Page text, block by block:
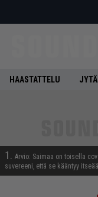
HAASTATTELU
1. Arvio: Saimaa on toisella
suvereeni, että se kääntyy